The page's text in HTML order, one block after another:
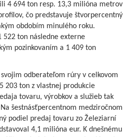
4 694 ton resp. 13,3 milióna metrov
čo predstavuje štvorpercentný
obdobím minulého roku.
522 ton následne externe
pozinkovaním a 1 409 ton
odberateľom rúry v celkovom
203 ton z vlastnej produkcie
tovaru, výrobkov a služieb tak
šestnásťpercentnom medziročnom
podiel predaj tovaru zo Železiarní
4,1 milióna eur. K dnešnému